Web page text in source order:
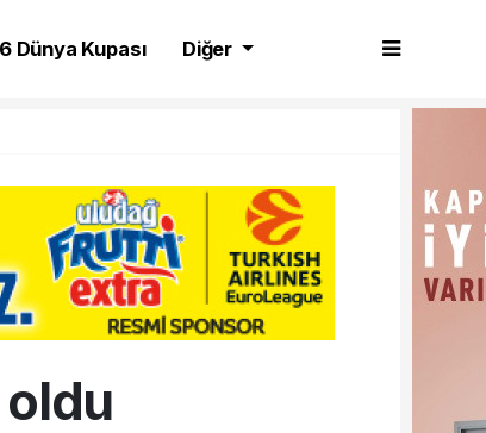
Dünya Kupası
Diğer